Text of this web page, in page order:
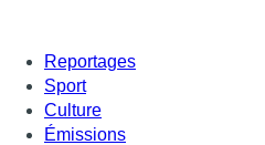
Reportages
Sport
Culture
Émissions